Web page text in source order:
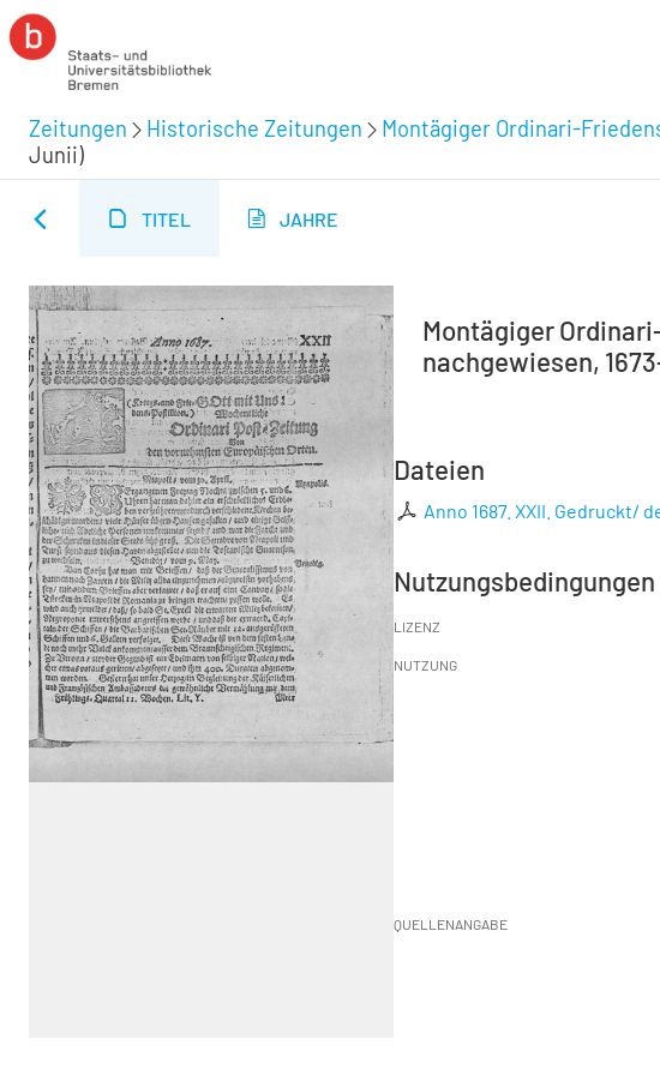
Zeitungen Historische Zeitungen Montägiger Ordinari-
Junii)
TITEL JAHRE
Montägiger
nachgewiesen,
Dateien
Anno 1687. XXII. Gedruckt/
Nutzungsbedingungen
LIZENZ
NUTZUNG
QUELLENANGABE